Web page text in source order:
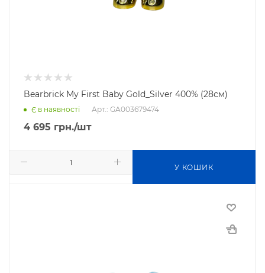
Bearbrick My First Baby Gold_Silver 400% (28см)
Є в наявності Арт.: GA003679474
4 695 грн./шт
У КОШИК